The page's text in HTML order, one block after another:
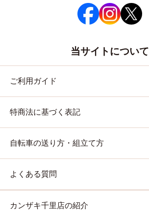
当サイトについて
ご利用ガイド
特商法に基づく表記
自転車の送り方・組立て方
よくある質問
カンザキ千里店の紹介